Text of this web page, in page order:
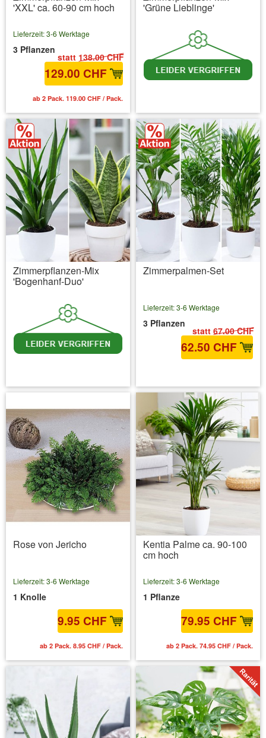
'XXL' ca. 60-90 cm hoch
statt 138.00 CHF
Lieferzeit: 3-6 Werktage
3 Pflanzen
129.00 CHF
ab 2 Pack. 119.00 CHF / Pack.
'Grüne Lieblinge'
Zimmerpflanzen-Mix
'Bogenhanf-Duo'
Zimmerpalmen-Set
statt 67.00 CHF
Lieferzeit: 3-6 Werktage
3 Pflanzen
62.50 CHF
Rose von Jericho
Lieferzeit: 3-6 Werktage
1 Knolle
9.95 CHF
ab 2 Pack. 8.95 CHF / Pack.
Kentia Palme ca. 90-100
cm hoch
Lieferzeit: 3-6 Werktage
1 Pflanze
79.95 CHF
ab 2 Pack. 74.95 CHF / Pack.